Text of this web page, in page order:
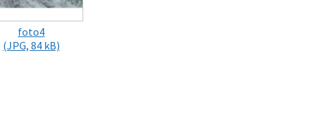
foto4
(JPG, 84 kB)